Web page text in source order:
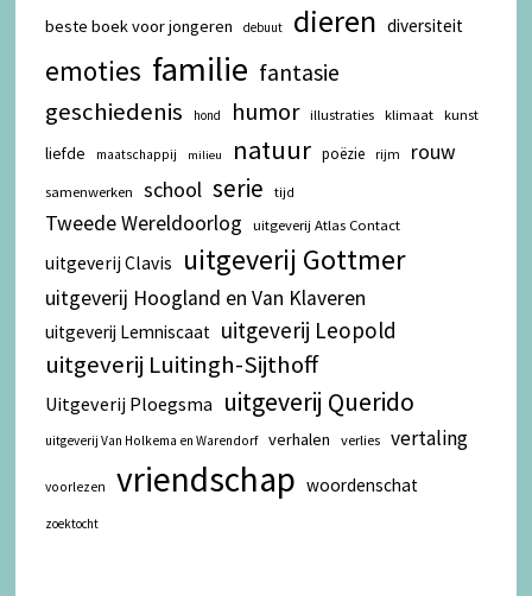
beste boek voor jongeren debuut dieren diversiteit
emoties familie fantasie
geschiedenis hond humor illustraties klimaat kunst
liefde maatschappij milieu natuur poëzie rijm rouw
samenwerken school serie tijd
Tweede Wereldoorlog uitgeverij Atlas Contact
uitgeverij Clavis uitgeverij Gottmer
uitgeverij Hoogland en Van Klaveren
uitgeverij Lemniscaat uitgeverij Leopold
uitgeverij Luitingh-Sijthoff
Uitgeverij Ploegsma uitgeverij Querido
uitgeverij Van Holkema en Warendorf verhalen verlies vertaling
voorlezen vriendschap woordenschat
zoektocht